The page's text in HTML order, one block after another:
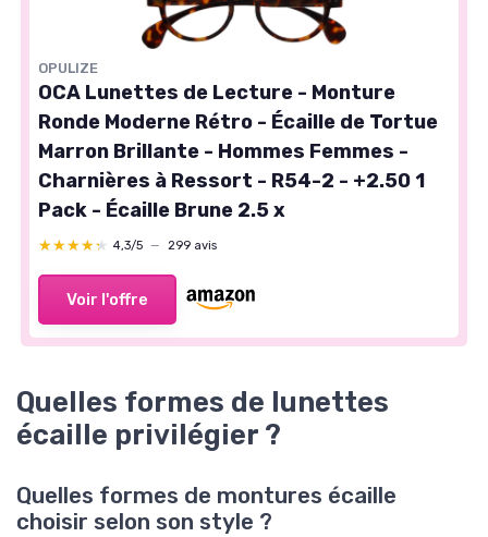
OPULIZE
OCA Lunettes de Lecture - Monture
Ronde Moderne Rétro - Écaille de Tortue
Marron Brillante - Hommes Femmes -
Charnières à Ressort - R54-2 - +2.50 1
Pack - Écaille Brune 2.5 x
★★★★★
★★★★★ 4,3/5 — 299 avis
Voir l'offre
Quelles formes de lunettes
écaille privilégier ?
Quelles formes de montures écaille
choisir selon son style ?